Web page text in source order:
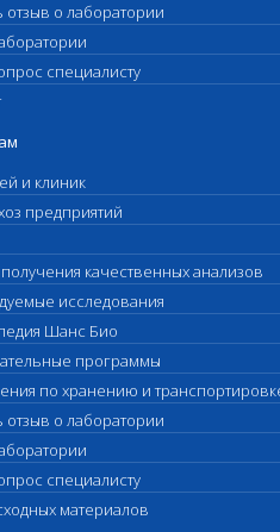
отзыв о лаборатории
специалисту
и клиник
предприятий
качественных анализов
исследования
Шанс Био
программы
по хранению и
отзыв о лаборатории
специалисту
материалов